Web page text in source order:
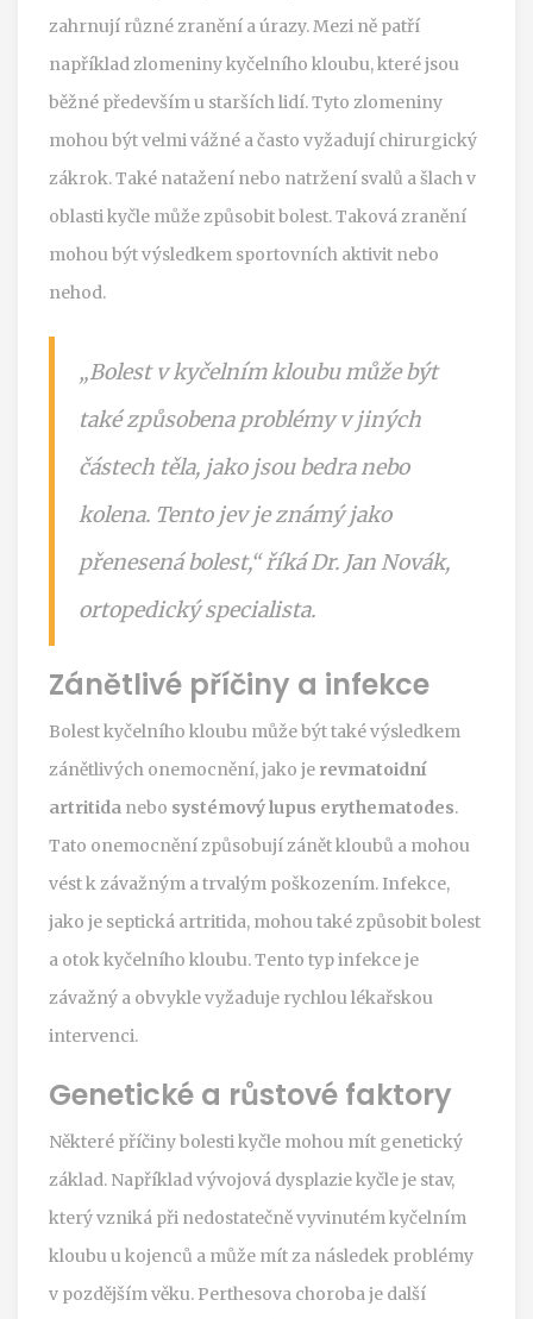
zahrnují různé zranění a úrazy. Mezi ně patří
například zlomeniny kyčelního kloubu, které jsou
běžné především u starších lidí. Tyto zlomeniny
mohou být velmi vážné a často vyžadují chirurgický
zákrok. Také natažení nebo natržení svalů a šlach v
oblasti kyčle může způsobit bolest. Taková zranění
mohou být výsledkem sportovních aktivit nebo
nehod.
„Bolest v kyčelním kloubu může být
také způsobena problémy v jiných
částech těla, jako jsou bedra nebo
kolena. Tento jev je známý jako
přenesená bolest,“ říká Dr. Jan Novák,
ortopedický specialista.
Zánětlivé příčiny a infekce
Bolest kyčelního kloubu může být také výsledkem
zánětlivých onemocnění, jako je revmatoidní
artritida nebo systémový lupus erythematodes.
Tato onemocnění způsobují zánět kloubů a mohou
vést k závažným a trvalým poškozením. Infekce,
jako je septická artritida, mohou také způsobit bolest
a otok kyčelního kloubu. Tento typ infekce je
závažný a obvykle vyžaduje rychlou lékařskou
intervenci.
Genetické a růstové faktory
Některé příčiny bolesti kyčle mohou mít genetický
základ. Například vývojová dysplazie kyčle je stav,
který vzniká při nedostatečně vyvinutém kyčelním
kloubu u kojenců a může mít za následek problémy
v pozdějším věku. Perthesova choroba je další